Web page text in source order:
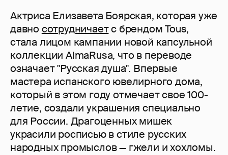
Актриса Елизавета Боярская, которая уже
давно сотрудничаетс брендом Tous,
стала лицом кампании новой капсульной
коллекции AlmaRusa, что в переводе
означает "Русская душа". Впервые
мастера испанского ювелирного дома,
который в этом году отмечает свое 100-
летие, создали украшения специально
для России. Драгоценных мишек
украсили росписью в стиле русских
народных промыслов — гжели и хохломы.